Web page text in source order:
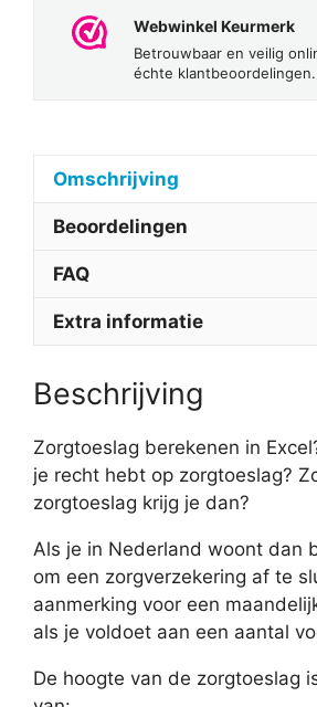
Webwinkel Keurmerk
Betrouwbaar en veilig
échte klantbeoordelingen.
Omschrijving
Beoordelingen
FAQ
Extra informatie
Beschrijving
Zorgtoeslag berekenen in
je recht hebt op zorgtoeslag?
zorgtoeslag krijg je dan?
Als je in Nederland woont dan
om een zorgverzekering af te
aanmerking voor een
als je voldoet aan een aantal
De hoogte van de zorgtoeslag